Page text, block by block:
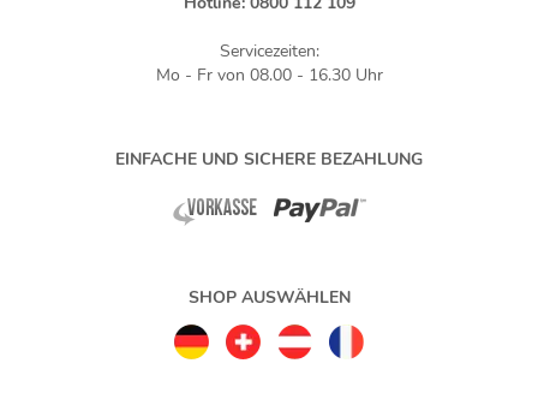
Servicezeiten:
Mo - Fr von 08.00 - 16.30 Uhr
EINFACHE UND SICHERE BEZAHLUNG
SHOP AUSWÄHLEN